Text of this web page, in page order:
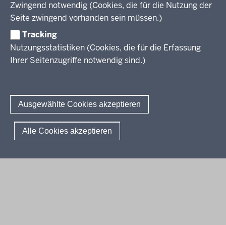
Zwingend notwendig (Cookies, die für die Nutzung der
Seite zwingend vorhanden sein müssen.)
Tracking
Nutzungsstatistiken (Cookies, die für die Erfassung
Ihrer Seitenzugriffe notwendig sind.)
Ausgewählte Cookies akzeptieren
Alle Cookies akzeptieren
Stellenangebote
Über uns
Berufsbildung NRW
Erwachsenenbildung
Wir über uns
Berichtswesen Weiterbildung
ElternMitWirkung NRW
KI:EB
Amtsblattabonnieren
© 2026 QUA-LiS
Fußzeile
Impressum Datenschutzerklärung